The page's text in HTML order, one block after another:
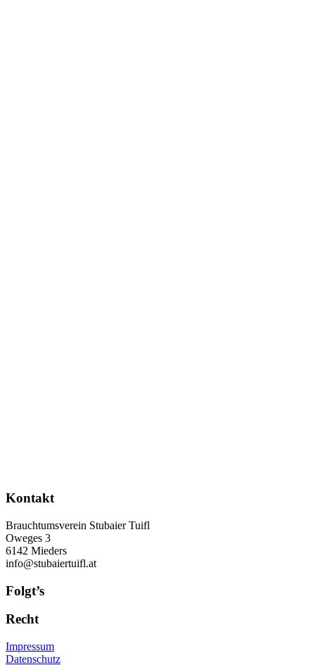
Kontakt
Brauchtumsverein Stubaier Tuifl
Oweges 3
6142 Mieders
info@stubaiertuifl.at
Folgt’s
Recht
Impressum
Datenschutz